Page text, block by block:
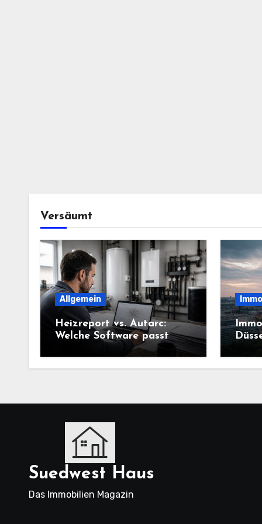
Versäumt
Allgemein
Heizreport vs. Autarc:
Welche Software passt
besser zu SHK-Betrieben?
statt
Suedwest Haus
Das Immobilien Magazin